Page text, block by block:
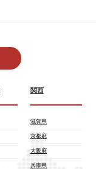
関西
滋賀県
京都府
大阪府
兵庫県